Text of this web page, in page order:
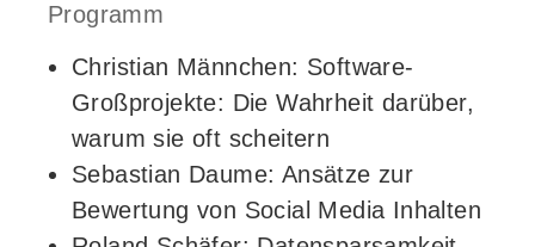
Programm
Christian Männchen: Software-
Großprojekte: Die Wahrheit darüber,
warum sie oft scheitern
Sebastian Daume: Ansätze zur
Bewertung von Social Media Inhalten